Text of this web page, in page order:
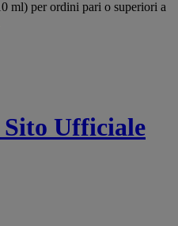
ml) per ordini pari o superiori a
Ufficiale